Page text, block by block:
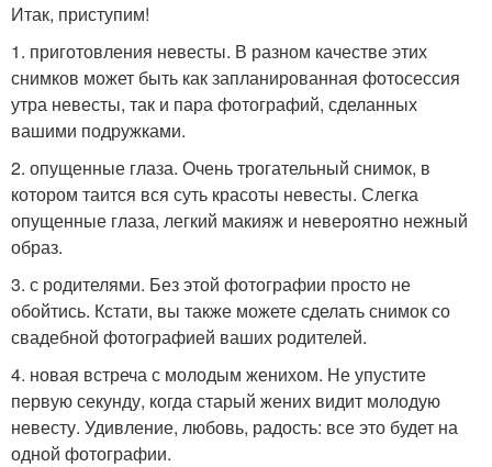
Итак, приступим!
1. приготовления невесты. В разном качестве этих
снимков может быть как запланированная фотосессия
утра невесты, так и пара фотографий, сделанных
вашими подружками.
2. опущенные глаза. Очень трогательный снимок, в
котором таится вся суть красоты невесты. Слегка
опущенные глаза, легкий макияж и невероятно нежный
образ.
3. с родителями. Без этой фотографии просто не
обойтись. Кстати, вы также можете сделать снимок со
свадебной фотографией ваших родителей.
4. новая встреча с молодым женихом. Не упустите
первую секунду, когда старый жених видит молодую
невесту. Удивление, любовь, радость: все это будет на
одной фотографии.